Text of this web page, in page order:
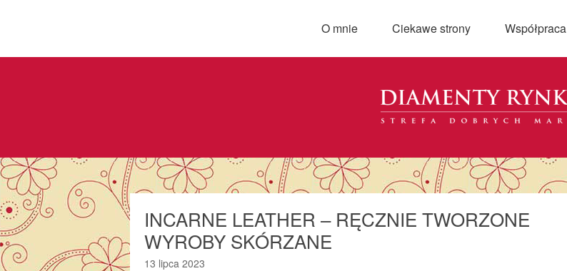
O mnie Ciekawe strony Współpraca
INCARNE LEATHER – RĘCZNIE TWORZONE
WYROBY SKÓRZANE
13 lipca 2023